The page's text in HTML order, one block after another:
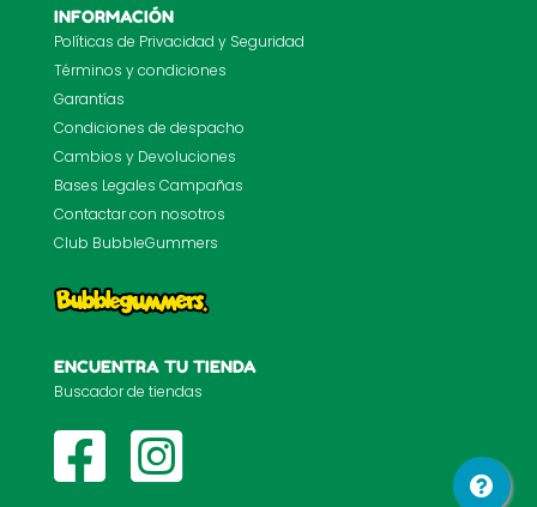
INFORMACIÓN
Políticas de Privacidad y Seguridad
Términos y condiciones
Garantías
Condiciones de despacho
Cambios y Devoluciones
Bases Legales Campañas
Contactar con nosotros
Club BubbleGummers
ENCUENTRA TU TIENDA
Buscador de tiendas